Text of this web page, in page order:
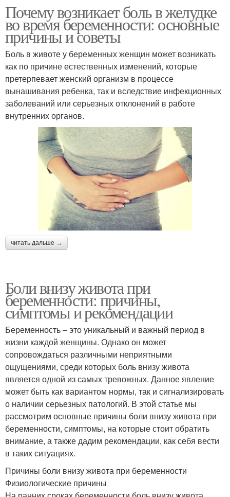
Почему возникает боль в желудке
во время беременности: основные
причины и советы
Боль в животе у беременных женщин может возникать
как по причине естественных изменений, которые
претерпевает женский организм в процессе
вынашивания ребенка, так и вследствие инфекционных
заболеваний или серьезных отклонений в работе
внутренних органов.
читать дальше →
Боли внизу живота при
беременности: причины,
симптомы и рекомендации
Беременность – это уникальный и важный период в
жизни каждой женщины. Однако он может
сопровождаться различными неприятными
ощущениями, среди которых боль внизу живота
является одной из самых тревожных. Данное явление
может быть как вариантом нормы, так и сигнализировать
о наличии серьезных патологий. В этой статье мы
рассмотрим основные причины боли внизу живота при
беременности, симптомы, на которые стоит обратить
внимание, а также дадим рекомендации, как себя вести
в таких ситуациях.
Причины боли внизу живота при беременности
Физиологические причины